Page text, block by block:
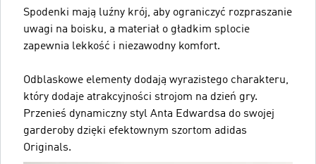
Spodenki mają luźny krój, aby ograniczyć rozpraszanie
uwagi na boisku, a materiał o gładkim splocie
zapewnia lekkość i niezawodny komfort.
Odblaskowe elementy dodają wyrazistego charakteru,
który dodaje atrakcyjności strojom na dzień gry.
Przenieś dynamiczny styl Anta Edwardsa do swojej
garderoby dzięki efektownym szortom adidas
Originals.